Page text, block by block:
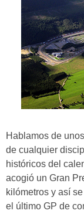
Hablamos de
de cualquier
históricos del
acogió un Gran
kilómetros y así
el último GP de